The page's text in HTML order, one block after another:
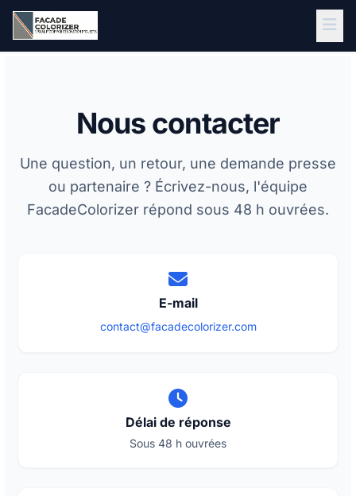
Aller au contenu principal
Nous contacter
Une question, un retour, une demande presse
ou partenaire ? Écrivez-nous, l'équipe
FacadeColorizer répond sous 48 h ouvrées.
E-mail
contact@facadecolorizer.com
Délai de réponse
Sous 48 h ouvrées